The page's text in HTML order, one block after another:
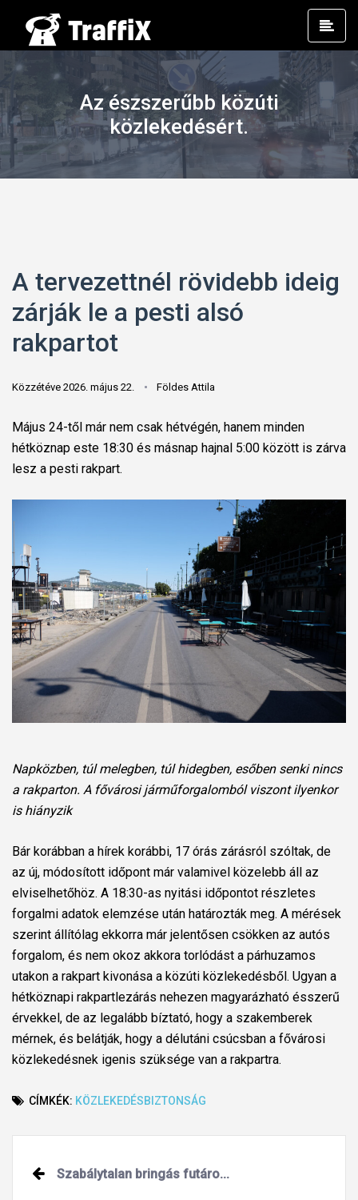
Az észszerűbb közúti
közlekedésért.
A tervezettnél rövidebb ideig
zárják le a pesti alsó
rakpartot
Közzétéve 2026. május 22. Földes Attila
Május 24-től már nem csak hétvégén, hanem minden
hétköznap este 18:30 és másnap hajnal 5:00 között is zárva
lesz a pesti rakpart.
Napközben, túl melegben, túl hidegben, esőben senki nincs
a rakparton. A fővárosi járműforgalomból viszont ilyenkor
is hiányzik
Bár korábban a hírek korábbi, 17 órás zárásról szóltak, de
az új, módosított időpont már valamivel közelebb áll az
elviselhetőhöz. A 18:30-as nyitási időpontot részletes
forgalmi adatok elemzése után határozták meg. A mérések
szerint állítólag ekkorra már jelentősen csökken az autós
forgalom, és nem okoz akkora torlódást a párhuzamos
utakon a rakpart kivonása a közúti közlekedésből. Ugyan a
hétköznapi rakpartlezárás nehezen magyarázható ésszerű
érvekkel, de az legalább bíztató, hogy a szakemberek
mérnek, és belátják, hogy a délutáni csúcsban a fővárosi
közlekedésnek igenis szüksége van a rakpartra.
CÍMKÉK: KÖZLEKEDÉSBIZTONSÁG
Post
navigation
Szabálytalan bringás futáro...